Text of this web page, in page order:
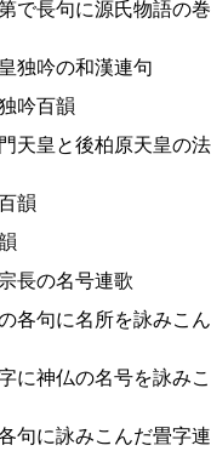
で長句に源氏物語の巻
独吟の和漢連句
吟百韻
天皇と後柏原天皇の法
韻
長の名号連歌
各句に名所を詠みこん
に神仏の名号を詠みこ
句に詠みこんだ畳字連